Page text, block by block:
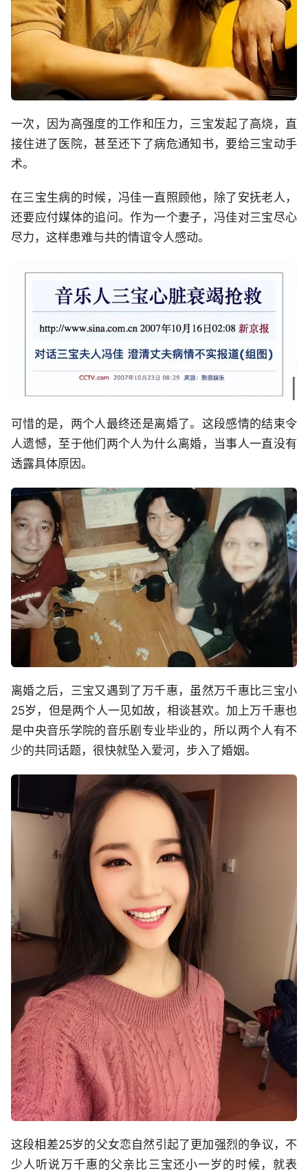
一次，因为高强度的工作和压力，三宝发起了高烧，直
接住进了医院，甚至还下了病危通知书，要给三宝动手
术。
在三宝生病的时候，冯佳一直照顾他，除了安抚老人，
还要应付媒体的追问。作为一个妻子，冯佳对三宝尽心
尽力，这样患难与共的情谊令人感动。
可惜的是，两个人最终还是离婚了。这段感情的结束令
人遗憾，至于他们两个人为什么离婚，当事人一直没有
透露具体原因。
离婚之后，三宝又遇到了万千惠，虽然万千惠比三宝小
25岁，但是两个人一见如故，相谈甚欢。加上万千惠也
是中央音乐学院的音乐剧专业毕业的，所以两个人有不
少的共同话题，很快就坠入爱河，步入了婚姻。
这段相差25岁的父女恋自然引起了更加强烈的争议，不
少人听说万千惠的父亲比三宝还小一岁的时候，就表